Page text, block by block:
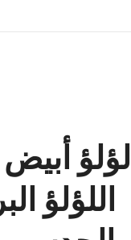
لؤلؤ
اللؤلؤ